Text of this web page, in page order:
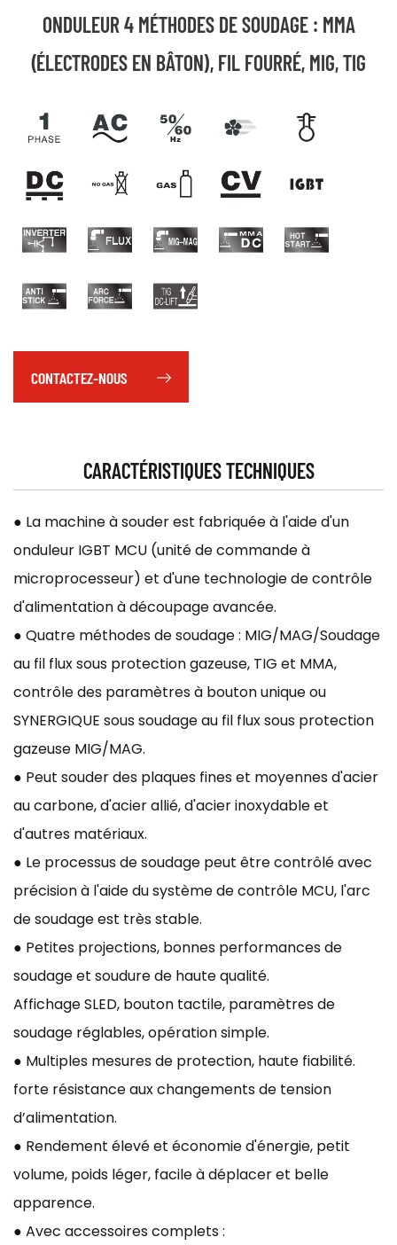
ONDULEUR 4 MÉTHODES DE SOUDAGE : MMA
(ÉLECTRODES EN BÂTON), FIL FOURRÉ, MIG, TIG
CONTACTEZ-NOUS
CARACTÉRISTIQUES TECHNIQUES
● La machine à souder est fabriquée à l'aide d'un
onduleur IGBT MCU (unité de commande à
microprocesseur) et d'une technologie de contrôle
d'alimentation à découpage avancée.
● Quatre méthodes de soudage : MIG/MAG/Soudage
au fil flux sous protection gazeuse, TIG et MMA,
contrôle des paramètres à bouton unique ou
SYNERGIQUE sous soudage au fil flux sous protection
gazeuse MIG/MAG.
● Peut souder des plaques fines et moyennes d'acier
au carbone, d'acier allié, d'acier inoxydable et
d'autres matériaux.
● Le processus de soudage peut être contrôlé avec
précision à l'aide du système de contrôle MCU, l'arc
de soudage est très stable.
● Petites projections, bonnes performances de
soudage et soudure de haute qualité.
Affichage SLED, bouton tactile, paramètres de
soudage réglables, opération simple.
● Multiples mesures de protection, haute fiabilité.
forte résistance aux changements de tension
d’alimentation.
● Rendement élevé et économie d'énergie, petit
volume, poids léger, facile à déplacer et belle
apparence.
● Avec accessoires complets :